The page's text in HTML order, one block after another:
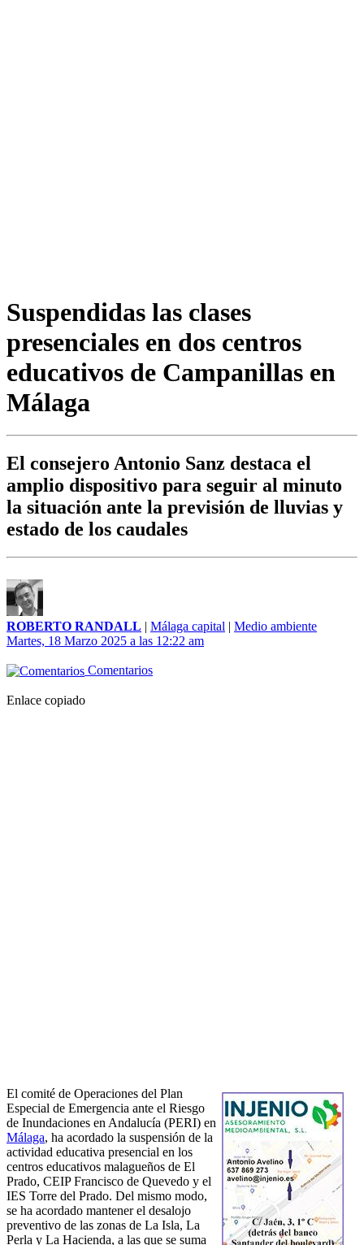
Suspendidas las clases
presenciales en dos centros
educativos de Campanillas en
Málaga
El consejero Antonio Sanz destaca el
amplio dispositivo para seguir al minuto
la situación ante la previsión de lluvias y
estado de los caudales
ROBERTO RANDALL | Málaga capital | Medio ambiente
Martes, 18 Marzo 2025 a las 12:22 am
Comentarios
Enlace copiado
El comité de Operaciones del Plan
Especial de Emergencia ante el Riesgo
de Inundaciones en Andalucía (PERI) en
Málaga, ha acordado la suspensión de la
actividad educativa presencial en los
centros educativos malagueños de El
Prado, CEIP Francisco de Quevedo y el
IES Torre del Prado. Del mismo modo,
se ha acordado mantener el desalojo
preventivo de las zonas de La Isla, La
Perla y La Hacienda, a las que se suma